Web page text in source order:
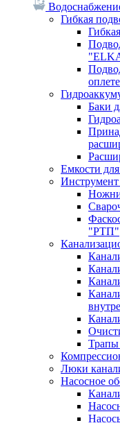
Гибкая
Баки
Емкости
Инструмент
"РТП"
Люки
Насосное